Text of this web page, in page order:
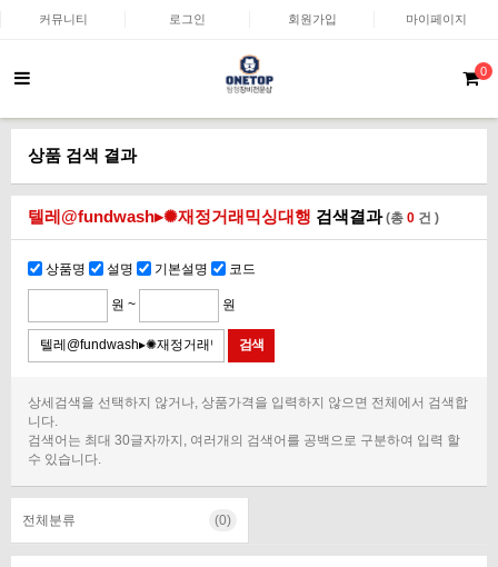
커뮤니티 로그인 회원가입 마이페이지
0
상품 검색 결과
텔레@fundwash▸✺재정거래믹싱대행 검색결과(총 0 건 )
상품명 설명 기본설명 코드
원 ~ 원
상세검색을 선택하지 않거나, 상품가격을 입력하지 않으면 전체에서 검색합
니다.
검색어는 최대 30글자까지, 여러개의 검색어를 공백으로 구분하여 입력 할
수 있습니다.
전체분류 (0)